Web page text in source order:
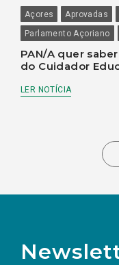
Açores Aprovadas
Parlamento Açoriano
PAN/A quer
do Cuidador
LER NOTÍCIA